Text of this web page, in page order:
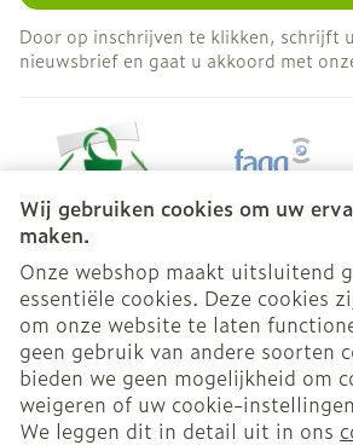
Wij gebruiken cookies om uw
maken.
Onze webshop maakt uitsluitend
essentiële cookies. Deze cookies
om onze website te laten
geen gebruik van andere soorten
bieden we geen mogelijkheid om
weigeren of uw cookie-
We leggen dit in detail uit in ons
Door op inschrijven te klikken, schrijft
nieuwsbrief en gaat u akkoord met
Juridische links